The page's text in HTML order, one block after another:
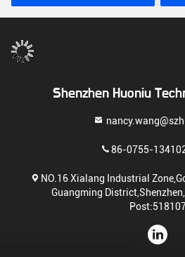
Shenzhen Huoniu
86-0755-
NO.16 Xialang Industrial
Guangming